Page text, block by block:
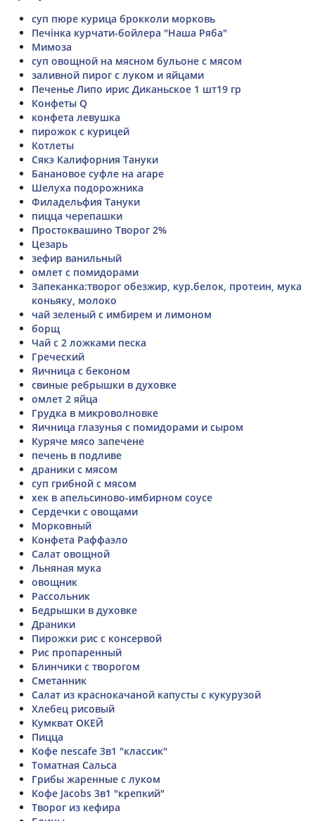
суп пюре курица брокколи морковь
Печінка курчати-бойлера "Наша Ряба"
Мимоза
суп овощной на мясном бульоне с мясом
заливной пирог с луком и яйцами
Печенье Липо ирис Диканьское 1 шт19 гр
Конфеты Q
конфета левушка
пирожок с курицей
Котлеты
Сякэ Калифорния Тануки
Банановое суфле на агаре
Шелуха подорожника
Филадельфия Тануки
пицца черепашки
Простоквашино Творог 2%
Цезарь
зефир ванильный
омлет с помидорами
Запеканка:творог обезжир, кур.белок, протеин, мука
коньяку, молоко
чай зеленый с имбирем и лимоном
борщ
Чай с 2 ложками песка
Греческий
Яичница с беконом
свиные ребрышки в духовке
омлет 2 яйца
Грудка в микроволновке
Яичница глазунья с помидорами и сыром
Куряче мясо запечене
печень в подливе
драники с мясом
суп грибной с мясом
хек в апельсиново-имбирном соусе
Сердечки с овощами
Морковный
Конфета Раффаэло
Салат овощной
Льняная мука
овощник
Рассольник
Бедрышки в духовке
Драники
Пирожки рис с консервой
Рис пропаренный
Блинчики с творогом
Сметанник
Салат из краснокачаной капусты с кукурузой
Хлебец рисовый
Кумкват ОКЕЙ
Пицца
Кофе nescafe 3в1 "классик"
Томатная Сальса
Грибы жаренные с луком
Кофе Jacobs 3в1 "крепкий"
Творог из кефира